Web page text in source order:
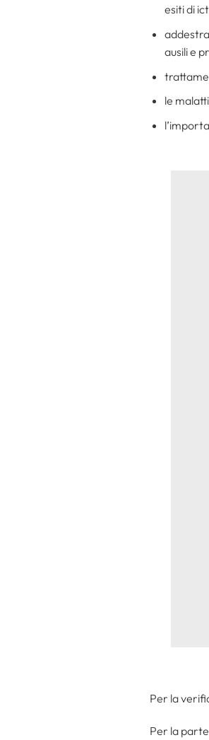
esiti di
ausili e
le
Per la
Per la